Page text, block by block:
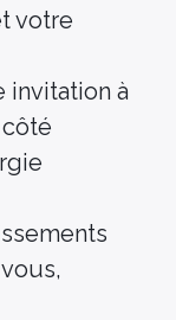
votre
invitation à